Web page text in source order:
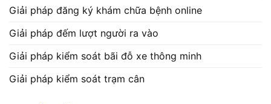
Giải pháp đăng ký khám chữa bệnh online
Giải pháp đếm lượt người ra vào
Giải pháp kiểm soát bãi đỗ xe thông minh
Giải pháp kiểm soát trạm cân